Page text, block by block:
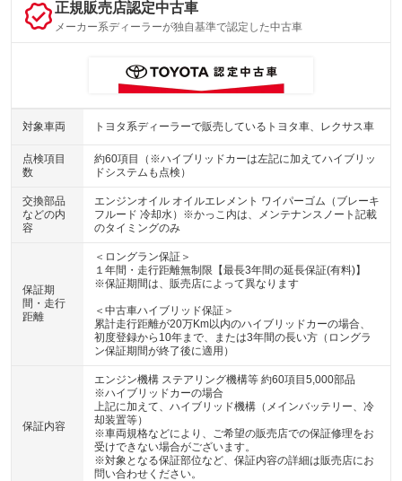
正規販売店認定中古車
メーカー系ディーラーが独自基準で認定した中古車
対象車両 トヨタ系ディーラーで販売しているトヨタ車、レクサス車
点検項目
数
約60項目（※ハイブリッドカーは左記に加えてハイブリッ
ドシステムも点検）
交換部品
などの内
容
エンジンオイル オイルエレメント ワイパーゴム（ブレーキ
フルード 冷却水）※かっこ内は、メンテナンスノート記載
のタイミングのみ
保証期
間・走行
距離
＜ロングラン保証＞
１年間・走行距離無制限【最長3年間の延長保証(有料)】
※保証期間は、販売店によって異なります
＜中古車ハイブリッド保証＞
累計走行距離が20万Km以内のハイブリッドカーの場合、
初度登録から10年まで、または3年間の長い方（ロングラ
ン保証期間が終了後に適用）
保証内容
エンジン機構 ステアリング機構等 約60項目5,000部品
※ハイブリッドカーの場合
上記に加えて、ハイブリッド機構（メインバッテリー、冷
却装置等）
※車両規格などにより、ご希望の販売店での保証修理をお
受けできない場合がございます。
※対象となる保証部位など、保証内容の詳細は販売店にお
問い合わせください。